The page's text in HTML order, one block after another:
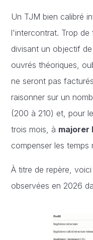
Un TJM bien calibré
l'intercontrat. Trop de
divisant un objectif
ouvrés théoriques,
ne seront pas
raisonner sur un
(200 à 210) et, pour
trois mois, à majorer
compenser les temps
À titre de repère,
observées en 2026